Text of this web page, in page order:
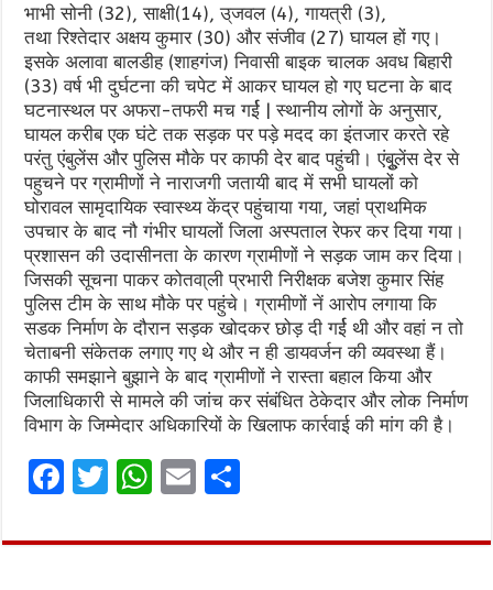
भाभी सोनी (32), साक्षी(14), उ्जवल (4), गायत्री (3),
तथा रिश्तेदार अक्षय कुमार (30) और संजीव (27) घायल हों गए।
इसके अलावा बालडीह (शाहगंज) निवासी बाइक चालक अवध बिहारी
(33) वर्ष भी दुर्घटना की चपेट में आकर घायल हो गए घटना के बाद
घटनास्थल पर अफरा-तफरी मच गर्ई | स्थानीय लोगों के अनुसार,
घायल करीब एक घंटे तक सड़क पर पड़े मदद का इंतजार करते रहे
परंतु एंबुलेंस और पुलिस मौके पर काफी देर बाद पहुंची। एंबुूलेंस देर से
पहुचने पर ग्रामीणों ने नाराजगी जतायी बाद में सभी घायलों को
घोरावल सामृदायिक स्वास्थ्य केंद्र पहुंचाया गया, जहां प्राथमिक
उपचार के बाद नौ गंभीर घायलों जिला अस्पताल रेफर कर दिया गया।
प्रशासन की उदासीनता के कारण ग्रामीणों ने सड़क जाम कर दिया।
जिसकी सूचना पाकर कोतवा्ली प्रभारी निरीक्षक बजेश कुमार सिंह
पुलिस टीम के साथ मौके पर पहुंचे। ग्रामीणों नें आरोप लगाया कि
सडक निर्माण के दौरान सड़क खोदकर छोड़ दी गर्ई थी और वहां न तो
चेताबनी संकेतक लगाए गए थे और न ही डायवर्जन की व्यवस्था हैं।
काफी समझाने बुझाने के बाद ग्रामीणों ने रास्ता बहाल किया और
जिलाधिकारी से मामले की जांच कर संबंधित ठेकेदार और लोक निर्माण
विभाग के जिम्मेदार अधिकारियों के खिलाफ कार्रवाई की मांग की है।
F
ce
T
it
W
at
E
ai ar